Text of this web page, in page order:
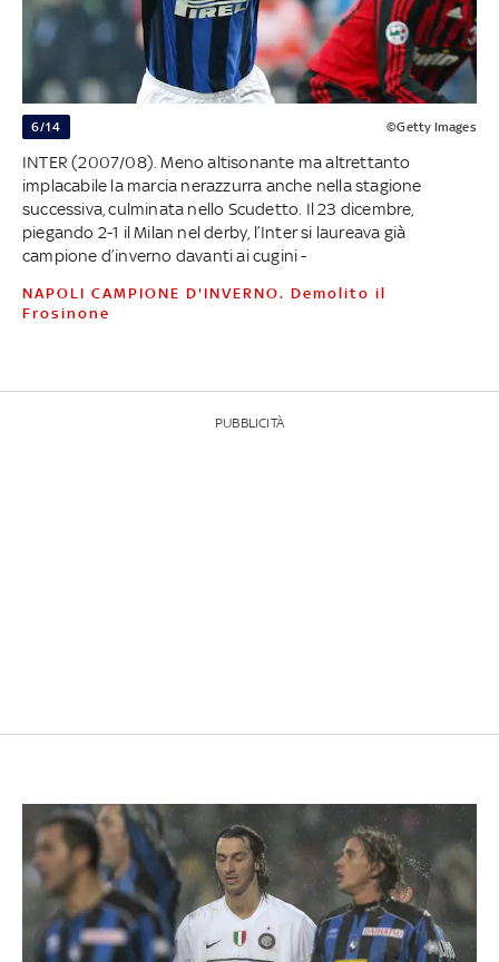
6/14 ©Getty Images
INTER (2007/08). Meno altisonante ma altrettanto
implacabile la marcia nerazzurra anche nella stagione
successiva, culminata nello Scudetto. Il 23 dicembre,
piegando 2-1 il Milan nel derby, l’Inter si laureava già
campione d’inverno davanti ai cugini -
NAPOLI CAMPIONE D'INVERNO. Demolito il
Frosinone
PUBBLICITÀ